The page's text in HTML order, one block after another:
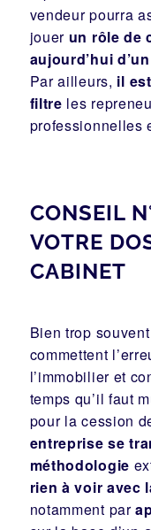
vendeur pourra
jouer un rôle de
aujourd’hui
Par ailleurs, il
filtre les
professionnelles
CONSEIL
VOTRE
CABINET
Bien trop
commettent
l’immobilier et
temps qu’il faut
pour la cession
entreprise se
méthodologie
rien à voir avec
notamment par